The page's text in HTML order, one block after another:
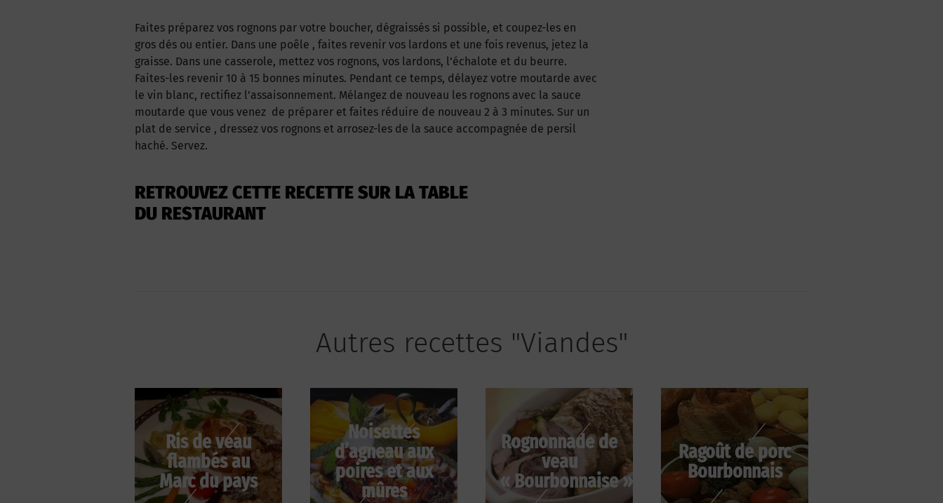
Faites préparez vos rognons par votre boucher, dégraissés si possible, et coupez-les en
gros dés ou entier. Dans une poêle , faites revenir vos lardons et une fois revenus, jetez la
graisse. Dans une casserole, mettez vos rognons, vos lardons, l’échalote et du beurre.
Faites-les revenir 10 à 15 bonnes minutes. Pendant ce temps, délayez votre moutarde avec
le vin blanc, rectifiez l’assaisonnement. Mélangez de nouveau les rognons avec la sauce
moutarde que vous venez de préparer et faites réduire de nouveau 2 à 3 minutes. Sur un
plat de service , dressez vos rognons et arrosez-les de la sauce accompagnée de persil
haché. Servez.
RETROUVEZ CETTE RECETTE SUR LA TABLE
DU RESTAURANT
Autres recettes "Viandes"
Ris de veau
flambés au
Marc du pays
Noisettes
d’agneau aux
poires et aux
mûres
Rognonnade de
veau
« Bourbonnaise »
Ragoût de porc
Bourbonnais